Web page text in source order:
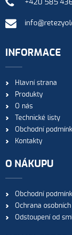
+420 585
INFORMACE
Hlavní strana
Produkty
O nás
Technické listy
Obchodní
Kontakty
O NÁKUPU
Obchodní
Ochrana
Odstoupení od